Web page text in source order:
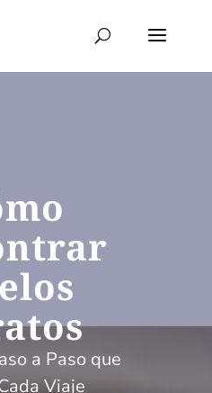
a Paso que
Viaje